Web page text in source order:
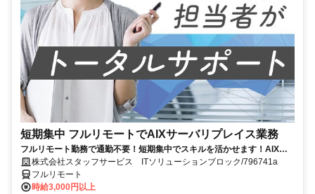
短期集中 フルリモートでAIXサーバリプレイス業務
フルリモート勤務で通勤不要！短期集中でスキルを活かせます！AIXの
経験を積むチャンス！
株式会社スタッフサービス ITソリューションブロック/796741a
フルリモート
時給3,000円以上